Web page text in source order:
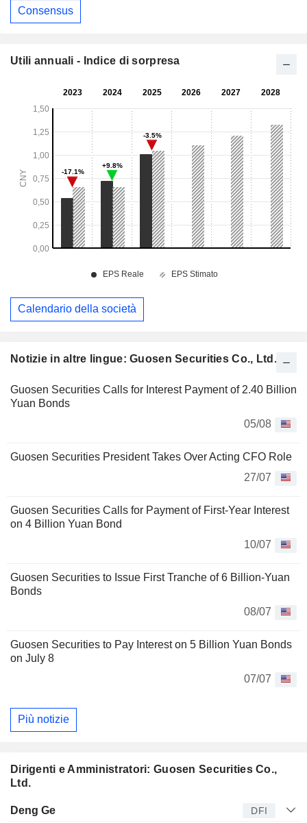
Notizie in altre lingue: Guosen Securities Co., Ltd.
Guosen Securities Calls for Interest Payment of 2.40 Billion
Yuan Bonds
05/08
Guosen Securities President Takes Over Acting CFO Role
27/07
Guosen Securities Calls for Payment of First-Year Interest
on 4 Billion Yuan Bond
10/07
Guosen Securities to Issue First Tranche of 6 Billion-Yuan
Bonds
08/07
Guosen Securities to Pay Interest on 5 Billion Yuan Bonds
on July 8
07/07
Più notizie
Dirigenti e Amministratori: Guosen Securities Co.,
Ltd.
Manager
Deng Ge DFI
Consensus
Utili annuali - Indice di sorpresa
Calendario della società